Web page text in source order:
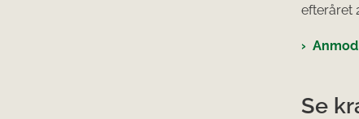
efteråret
Se